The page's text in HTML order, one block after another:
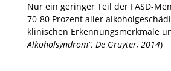
Nur ein geringer Teil der FASD-
70-80 Prozent aller
klinischen Erkennungsmerkmale
Alkoholsyndrom“, De Gruyter, 2014)